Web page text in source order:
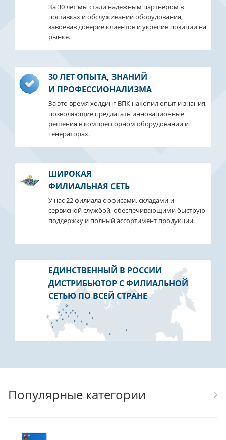
За 30 лет мы стали надежным партнером в
поставках и обслуживании оборудования,
завоевав доверие клиентов и укрепив позиции на
рынке.
30 ЛЕТ ОПЫТА, ЗНАНИЙ
И ПРОФЕССИОНАЛИЗМА
За это время холдинг ВПК накопил опыт и знания,
позволяющие предлагать инновационные
решения в компрессорном оборудовании и
генераторах.
ШИРОКАЯ
ФИЛИАЛЬНАЯ СЕТЬ
У нас 22 филиала с офисами, складами и
сервисной службой, обеспечивающими быструю
поддержку и полный ассортимент продукции.
ЕДИНСТВЕННЫЙ В РОССИИ
ДИСТРИБЬЮТОР С ФИЛИАЛЬНОЙ
СЕТЬЮ ПО ВСЕЙ СТРАНЕ
Популярные категории